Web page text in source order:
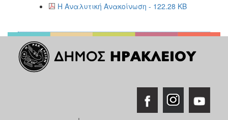
Η Αναλυτική Ανακοίνωση - 122.28 KB